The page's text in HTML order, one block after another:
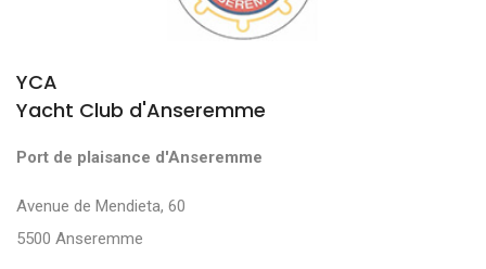
YCA
Yacht Club d'Anseremme
Port de plaisance d'Anseremme
Avenue de Mendieta, 60
5500 Anseremme